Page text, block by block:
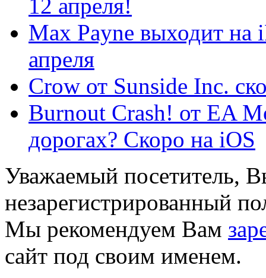
12 апреля!
Max Payne выходит на
апреля
Crow от Sunside Inc.
Burnout Crash! от EA
дорогах? Скоро на iOS
Уважаемый посетитель,
незарегистрированный
Мы рекомендуем Вам
сайт под своим именем.